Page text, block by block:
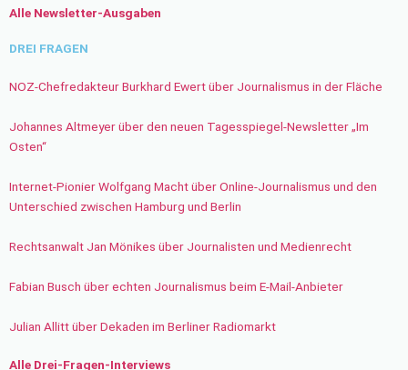
Alle Newsletter-Ausgaben
DREI FRAGEN
NOZ-Chefredakteur Burkhard Ewert über Journalismus in der Fläche
Johannes Altmeyer über den neuen Tagesspiegel-Newsletter „Im
Osten“
Internet-Pionier Wolfgang Macht über Online-Journalismus und den
Unterschied zwischen Hamburg und Berlin
Rechtsanwalt Jan Mönikes über Journalisten und Medienrecht
Fabian Busch über echten Journalismus beim E-Mail-Anbieter
Julian Allitt über Dekaden im Berliner Radiomarkt
Alle Drei-Fragen-Interviews